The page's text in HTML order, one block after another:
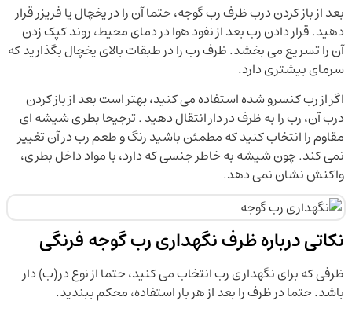
بعد از باز کردن درب ظرف رب گوجه، حتما آن را در یخچال یا فریزر قرار
دهید. قرار دادن رب بعد از نفود هوا در دمای محیط، روند کپک زدن
آن را تسریع می بخشد. ظرف رب را در طبقات بالای یخچال بگذارید که
سرمای بیشتری دارد.
اگر از رب کنسرو شده استفاده می کنید، بهتر است بعد از باز کردن
درب آن، رب را به ظرف در دار انتقال دهید . ترجیحا بطری شیشه ای
مقاوم را انتخاب کنید که مطمئن باشید رنگ و طعم رب در آن تغییر
نمی کند. چون شیشه به خاطر جنسی که دارد، با مواد داخل بطری،
واکنش نشان نمی دهد.
نکاتی درباره ظرف نگهداری رب گوجه فرنگی
ظرفی که برای نگهداری رب انتخاب می کنید، حتما از نوع در(ب) دار
باشد. حتما در ظرف را بعد از هر بار استفاده، محکم ببندید.